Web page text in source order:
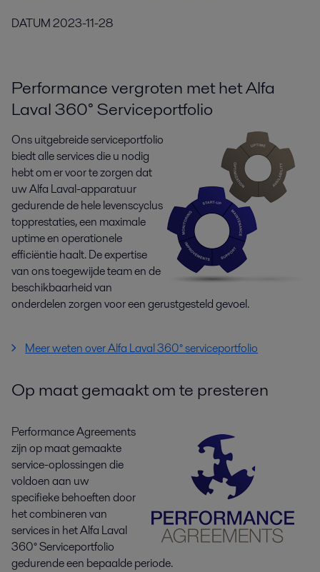
DATUM2023-11-28
Performance vergroten met het Alfa
Laval 360° Serviceportfolio
Ons uitgebreide serviceportfolio
biedt alle services die u nodig
hebt om er voor te zorgen dat
uw Alfa Laval-apparatuur
gedurende de hele levenscyclus
topprestaties, een maximale
uptime en operationele
efficiëntie haalt. De expertise
van ons toegewijde team en de
beschikbaarheid van
onderdelen zorgen voor een gerustgesteld gevoel.
Meer weten over Alfa Laval 360° serviceportfolio
Op maat gemaakt om te presteren
Performance Agreements
zijn op maat gemaakte
service-oplossingen die
voldoen aan uw
specifieke behoeften door
het combineren van
services in het Alfa Laval
360° Serviceportfolio
gedurende een bepaalde periode.